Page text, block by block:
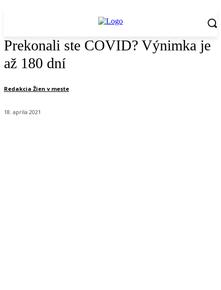
Prekonali ste COVID? Výnimka je
až 180 dní
Redakcia Žien v meste
18. apríla 2021